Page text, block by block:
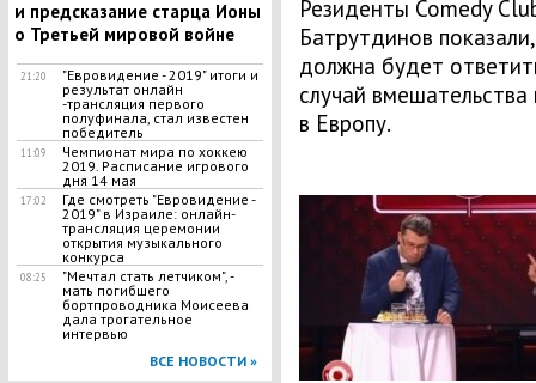
и предсказание старца Ионы
о Третьей мировой войне
21:20
"Евровидение - 2019" итоги и
результат онлайн
-трансляция первого
полуфинала, стал известен
победитель
11:09
Чемпионат мира по хоккею
2019. Расписание игрового
дня 14 мая
17:02
​Где смотреть "Евровидение -
2019" в Израиле: онлайн-
трансляция церемонии
открытия музыкального
конкурса
08:25
"Мечтал стать летчиком", -
мать погибшего
бортпроводника Моисеева
дала трогательное
интервью
ВСЕ НОВОСТИ »
Резиденты Comedy
Батрутдинов
должна будет
случай
в Европу.